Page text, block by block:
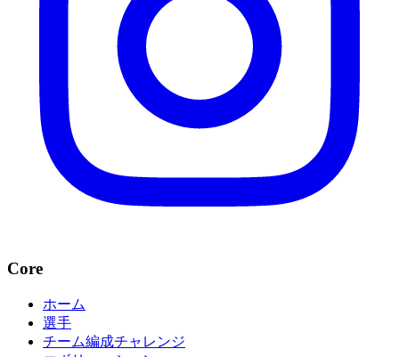
Core
ホーム
選手
チーム編成チャレンジ